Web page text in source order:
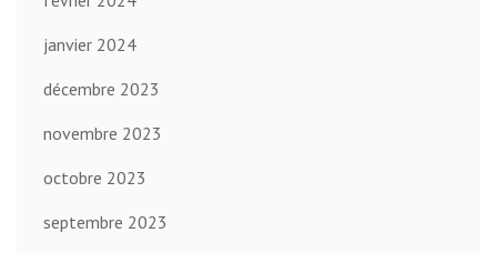
janvier 2024
décembre 2023
novembre 2023
octobre 2023
septembre 2023